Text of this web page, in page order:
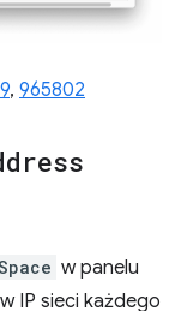
, 965802
w panelu
IP sieci każdego